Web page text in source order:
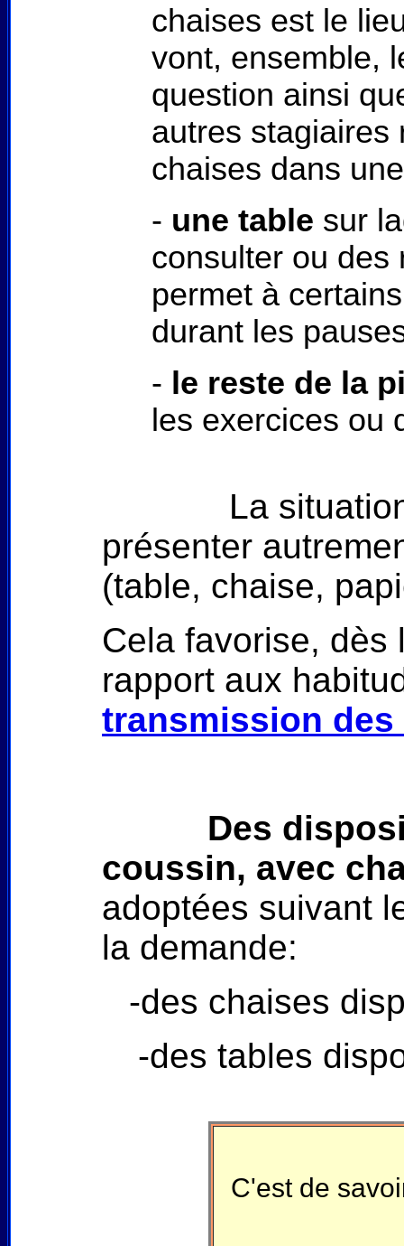
chaises est le
vont, ensemble,
question ainsi
autres stagiaires
chaises dans
- une table sur
consulter ou des
permet à
durant les
- le reste de la
les exercices ou
La situation
présenter
(table, chaise,
Cela favorise, dès
rapport aux
transmission
Des
coussin, avec
adoptées suivant
la demande:
-des chaises
-des tables
C'est de